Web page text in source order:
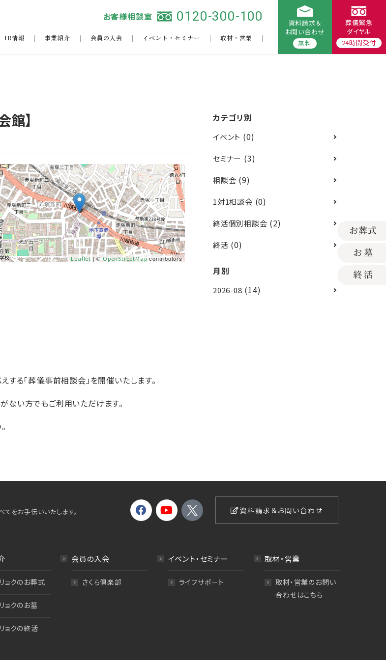
お客様相談室 0120-300-100
IR情報 事業紹介 会員の入会 イベント・セミナー 取材・営業
資料請求＆
お問い合わせ
無料
葬儀緊急
ダイヤル
24時間受付
】
Leaflet | ©OpenStreetMapcontributors
る「葬儀事前相談会」を開催いたします。
い方でもご利用いただけます。
カテゴリ別
イベント (0)
セミナー (3)
相談会 (9)
1対1相談会 (0)
終活個別相談会 (2)
終活 (0)
月別
2026-08 (14)
てをお手伝いいたします。
資料請求＆お問い合わせ
ョクのお葬式
ョクのお墓
ョクの終活
会員の入会
さくら倶楽部
イベント・セミナー
ライフサポート
取材・営業
取材・営業のお問い
合わせはこちら